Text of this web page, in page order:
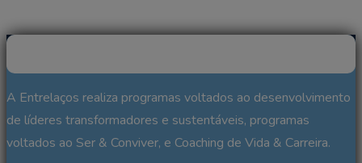
A Entrelaços realiza programas voltados ao desenvolvimento
de líderes transformadores e sustentáveis, programas
voltados ao Ser & Conviver, e Coaching de Vida & Carreira.